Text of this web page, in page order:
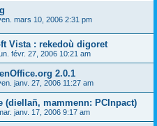
mars 10, 2006 2:31 pm
Vista : rekedoù digoret
févr. 27, 2006 10:21 am
2.0.1
janv. 27, 2006 11:27 am
(diellañ, mammenn: PCInpact)
janv. 17, 2006 9:17 am